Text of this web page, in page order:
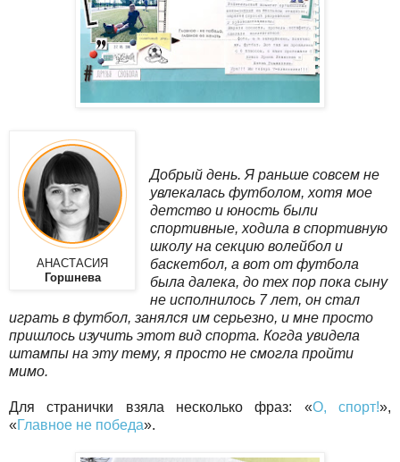
АНАСТАСИЯ
Горшнева
Добрый день. Я раньше совсем не
увлекалась футболом, хотя мое
детство и юность были
спортивные, ходила в спортивную
школу на секцию волейбол и
баскетбол, а вот от футбола
была далека, до тех пор пока сыну
не исполнилось 7 лет, он стал
играть в футбол, занялся им серьезно, и мне просто
пришлось изучить этот вид спорта. Когда увидела
штампы на эту тему, я просто не смогла пройти
мимо.
Для странички взяла несколько фраз: «О, спорт!»,
«Главное не победа».